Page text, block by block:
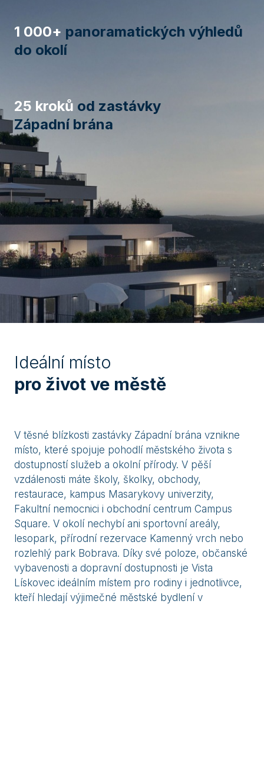
1 000+ panoramatických výhledů
do okolí
25 kroků od zastávky
Západní brána
Ideální místo
pro život ve městě
V těsné blízkosti zastávky Západní brána vznikne
místo, které spojuje pohodlí městského života s
dostupností služeb a okolní přírody. V pěší
vzdálenosti máte školy, školky, obchody,
restaurace, kampus Masarykovy univerzity,
Fakultní nemocnici i obchodní centrum Campus
Square. V okolí nechybí ani sportovní areály,
lesopark, přírodní rezervace Kamenný vrch nebo
rozlehlý park Bobrava. Díky své poloze, občanské
vybavenosti a dopravní dostupnosti je Vista
Lískovec ideálním místem pro rodiny i jednotlivce,
kteří hledají výjimečné městské bydlení v